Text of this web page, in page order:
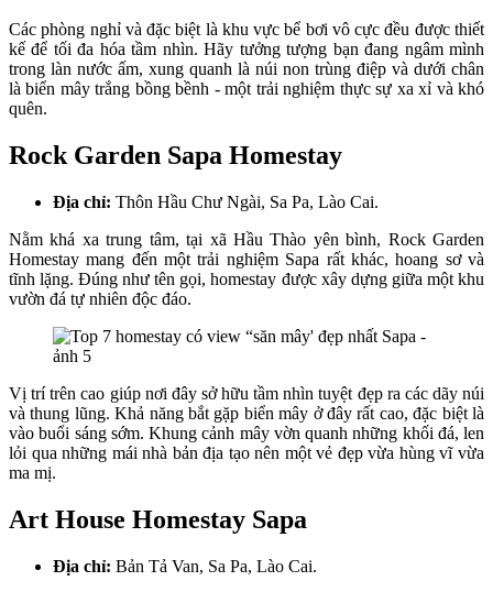
Các phòng nghỉ và đặc biệt là khu vực bể bơi vô cực đều được thiết
kế để tối đa hóa tầm nhìn. Hãy tưởng tượng bạn đang ngâm mình
trong làn nước ấm, xung quanh là núi non trùng điệp và dưới chân
là biển mây trắng bồng bềnh - một trải nghiệm thực sự xa xỉ và khó
quên.
Rock Garden Sapa Homestay
Địa chỉ: Thôn Hầu Chư Ngài, Sa Pa, Lào Cai.
Nằm khá xa trung tâm, tại xã Hầu Thào yên bình, Rock Garden
Homestay mang đến một trải nghiệm Sapa rất khác, hoang sơ và
tĩnh lặng. Đúng như tên gọi, homestay được xây dựng giữa một khu
vườn đá tự nhiên độc đáo.
Vị trí trên cao giúp nơi đây sở hữu tầm nhìn tuyệt đẹp ra các dãy núi
và thung lũng. Khả năng bắt gặp biển mây ở đây rất cao, đặc biệt là
vào buổi sáng sớm. Khung cảnh mây vờn quanh những khối đá, len
lỏi qua những mái nhà bản địa tạo nên một vẻ đẹp vừa hùng vĩ vừa
ma mị.
Art House Homestay Sapa
Địa chỉ: Bản Tả Van, Sa Pa, Lào Cai.